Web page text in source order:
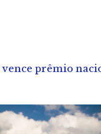
vence prêmio